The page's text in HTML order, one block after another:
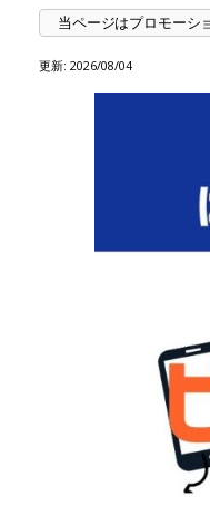
更新: 2026/08/04